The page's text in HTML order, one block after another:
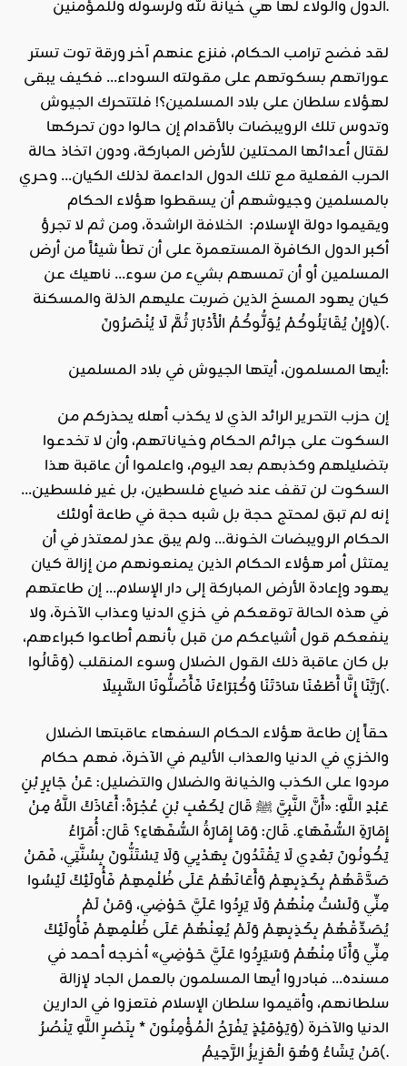
الدول والولاء لها هي خيانة لله ولرسوله وللمؤمنين.
لقد فضح ترامب الحكام، فنزع عنهم آخر ورقة توت تستر
عوراتهم بسكوتهم على مقولته السوداء… فكيف يبقى
لهؤلاء سلطان على بلاد المسلمين؟! فلتتحرك الجيوش
وتدوس تلك الرويبضات بالأقدام إن حالوا دون تحركها
لقتال أعدائها المحتلين للأرض المباركة، ودون اتخاذ حالة
الحرب الفعلية مع تلك الدول الداعمة لذلك الكيان… وحري
بالمسلمين وجيوشهم أن يسقطوا هؤلاء الحكام
ويقيموا دولة الإسلام: الخلافة الراشدة، ومن ثم لا تجرؤ
أكبر الدول الكافرة المستعمرة على أن تطأ شيئاً من أرض
المسلمين أو أن تمسهم بشيء من سوء… ناهيك عن
كيان يهود المسخ الذين ضربت عليهم الذلة والمسكنة
(وَإِنْ يُقَاتِلُوكُمْ يُوَلُّوكُمُ الْأَدْبَارَ ثُمَّ لَا يُنْصَرُونَ(.
أيها المسلمون، أيتها الجيوش في بلاد المسلمين:
إن حزب التحريرالرائد الذي لا يكذب أهله يحذركم من
السكوت على جرائم الحكام وخياناتهم، وأن لا تخدعوا
بتضليلهم وكذبهم بعد اليوم، واعلموا أن عاقبة هذا
السكوت لن تقف عند ضياع فلسطين، بل غير فلسطين…
إنه لم تبق لمحتج حجة بل شبه حجة في طاعة أولئك
الحكام الرويبضات الخونة… ولم يبق عذر لمعتذر في أن
يمتثل أمر هؤلاء الحكام الذين يمنعونهم من إزالة كيان
يهود وإعادة الأرض المباركة إلى دار الإسلام… إن طاعتهم
في هذه الحالة توقعكم في خزي الدنيا وعذاب الآخرة، ولا
ينفعكم قول أشياعكم من قبل بأنهم أطاعوا كبراءهم،
بل كان عاقبة ذلك القول الضلال وسوء المنقلب (وَقَالُوا
رَبَّنَا إِنَّا أَطَعْنَا سَادَتَنَا وَكُبَرَاءَنَا فَأَضَلُّونَا السَّبِيلَا(.
حقاً إن طاعة هؤلاء الحكام السفهاء عاقبتها الضلال
والخزي في الدنيا والعذاب الأليم في الآخرة، فهم حكام
مردوا على الكذب والخيانة والضلال والتضليل: عَنْ جَابِرِ بْنِ
عَبْدِ اللَّهِ: «أَنَّ النَّبِيَّ ﷺ قَالَ لِكَعْبِ بْنِ عُجْرَةَ: أَعَاذَكَ اللَّهُ مِنْ
إِمَارَةِ السُّفَهَاءِ. قَالَ: وَمَا إِمَارَةُ السُّفَهَاءِ؟ قَالَ: أُمَرَاءُ
يَكُونُونَ بَعْدِي لَا يَقْتَدُونَ بِهَدْيِي وَلَا يَسْتَنُّونَ بِسُنَّتِي، فَمَنْ
صَدَّقَهُمْ بِكَذِبِهِمْ وَأَعَانَهُمْ عَلَى ظُلْمِهِمْ فَأُولَئِكَ لَيْسُوا
مِنِّي وَلَسْتُ مِنْهُمْ وَلَا يَرِدُوا عَلَيَّ حَوْضِي، وَمَنْ لَمْ
يُصَدِّقْهُمْ بِكَذِبِهِمْ وَلَمْ يُعِنْهُمْ عَلَى ظُلْمِهِمْ فَأُولَئِكَ
مِنِّي وَأَنَا مِنْهُمْ وَسَيَرِدُوا عَلَيَّ حَوْضِي» أخرجه أحمد في
مسنده… فبادروا أيها المسلمون بالعمل الجاد لإزالة
سلطانهم، وأقيموا سلطان الإسلام فتعزوا في الدارين
الدنيا والآخرة (وَيَوْمَئِذٍ يَفْرَحُ الْمُؤْمِنُونَ * بِنَصْرِ اللَّهِ يَنْصُرُ
مَنْ يَشَاءُ وَهُوَ الْعَزِيزُ الرَّحِيمُ(.